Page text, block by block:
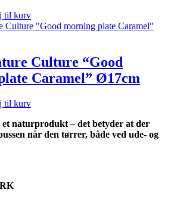
til kurv
Culture “Good
Caramel” Ø17cm
til kurv
naturprodukt – det betyder at der
når den tørrer, både ved ude- og